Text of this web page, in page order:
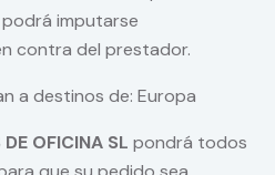
imputarse
contra del prestador.
a destinos de: Europa
OFICINA SL pondrá todos